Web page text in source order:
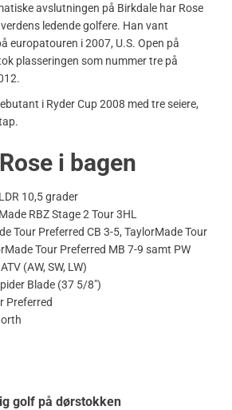
avslutningen på Birkdale har Rose
ledende golfere. Han vant
europatouren i 2007, U.S. Open på
plasseringen som nummer tre på
i Ryder Cup 2008 med tre seiere,
i bagen
10,5 grader
RBZ Stage 2 Tour 3HL
Tour Preferred CB 3-5, TaylorMade Tour
Tour Preferred MB 7-9 samt PW
(AW, SW, LW)
Blade (37 5/8")
Preferred
golf på dørstokken